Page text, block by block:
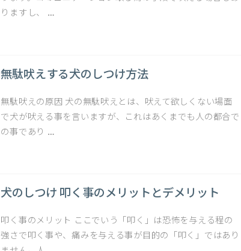
りますし、 …
無駄吠えする犬のしつけ方法
無駄吠えの原因 犬の無駄吠えとは、吠えて欲しくない場面
で犬が吠える事を言いますが、これはあくまでも人の都合で
の事であり …
犬のしつけ 叩く事のメリットとデメリット
叩く事のメリット ここでいう「叩く」は恐怖を与える程の
強さで叩く事や、痛みを与える事が目的の「叩く」ではあり